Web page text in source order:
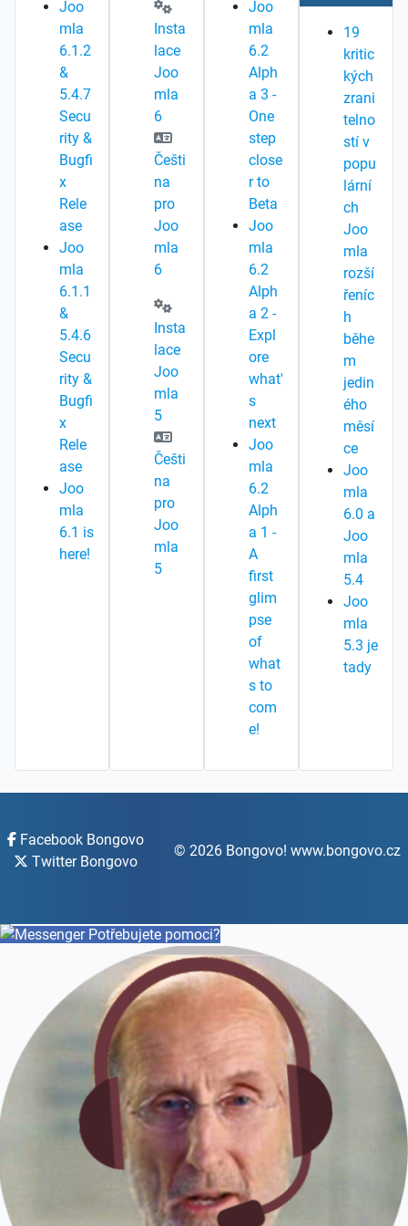
Joo
mla
6.1.2
&
5.4.7
Secu
rity &
Bugfi
x
Rele
ase
Joo
mla
6.1.1
&
5.4.6
Secu
rity &
Bugfi
x
Rele
ase
Joo
mla
6.1 is
here!
Insta
lace
Joo
mla
6
Češti
na
pro
Joo
mla
6
Insta
lace
Joo
mla
5
Češti
na
pro
Joo
mla
5
Joo
mla
6.2
Alph
a 3 -
One
step
close
r to
Beta
Joo
mla
6.2
Alph
a 2 -
Expl
ore
what'
s
next
Joo
mla
6.2
Alph
a 1 -
A
first
glim
pse
of
what
s to
com
e!
19
kritic
kých
zrani
telno
stí v
popu
lární
ch
Joo
mla
rozší
řeníc
h
běhe
m
jedin
ého
měsí
ce
Joo
mla
6.0 a
Joo
mla
5.4
Joo
mla
5.3 je
tady
Facebook Bongovo
Twitter Bongovo
© 2026 Bongovo! www.bongovo.cz
Potřebujete pomoci?